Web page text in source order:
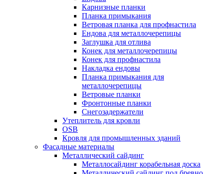
Карнизные планки
Планка примыкания
Ветровая планка для профнастила
Ендова для металлочерепицы
Заглушка для отлива
Конек для металлочерепицы
Конек для профнастила
Накладка ендовы
Планка примыкания для
металлочерепицы
Ветровые планки
Фронтонные планки
Снегозадержатели
Утеплитель для кровли
OSB
Кровля для промышленных зданий
Фасадные материалы
Металлический сайдинг
Металлосайдинг корабельная доска